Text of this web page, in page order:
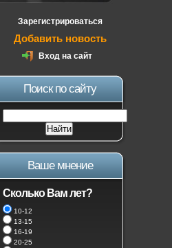
Зарегистрироваться
Добавить новость
Вход на сайт
Поиск по сайту
Ваше мнение
Сколько Вам лет?
10-12
13-15
16-19
20-25